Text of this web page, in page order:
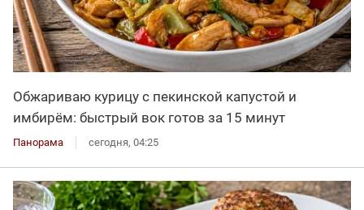
Обжариваю курицу с пекинской капустой и
имбирём: быстрый вок готов за 15 минут
Панорама сегодня, 04:25